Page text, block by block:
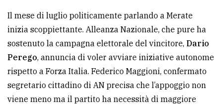
pubblicità
CERCA
Cerca
per
comune
Il mese di luglio politicamente parlando a Merate
inizia scoppiettante. Alleanza Nazionale, che pure ha
sostenuto la campagna elettorale del vincitore, Dario
Perego, annuncia di voler avviare iniziative autonome
rispetto a Forza Italia. Federico Maggioni, confermato
segretario cittadino di AN precisa che l’appoggio non
viene meno ma il partito ha necessità di maggiore